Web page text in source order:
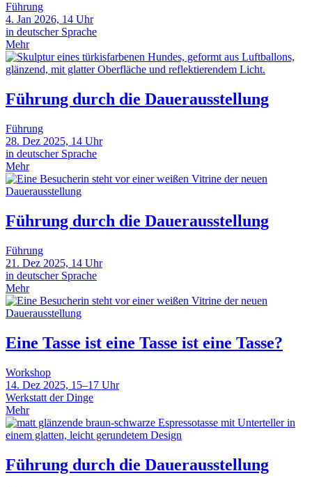
Führung
4. Jan 2026, 14 Uhr
in deutscher Sprache
Mehr
Führung durch die Dauerausstellung
Führung
28. Dez 2025, 14 Uhr
in deutscher Sprache
Mehr
Führung durch die Dauerausstellung
Führung
21. Dez 2025, 14 Uhr
in deutscher Sprache
Mehr
Eine Tasse ist eine Tasse ist eine Tasse?
Workshop
14. Dez 2025, 15–17 Uhr
Werkstatt der Dinge
Mehr
Führung durch die Dauerausstellung